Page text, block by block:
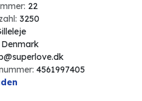
22
3250
Denmark
4561997405